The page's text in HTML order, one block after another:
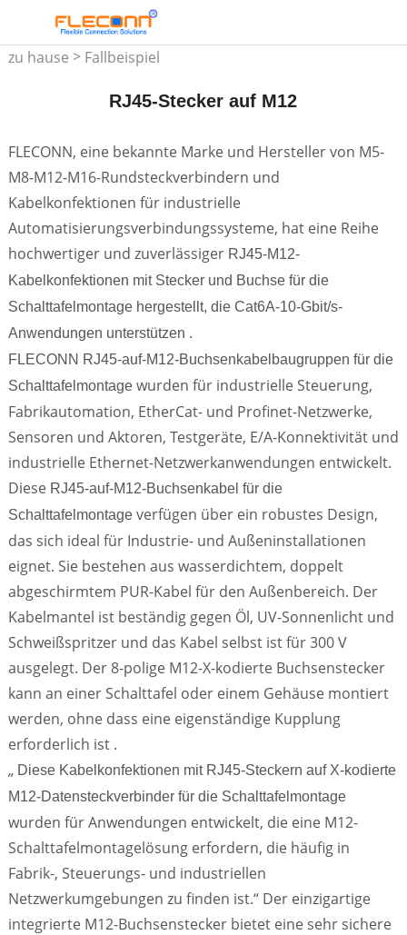
zu hause > Fallbeispiel
RJ45-Stecker auf M12
FLECONN, eine bekannte Marke und Hersteller von M5-
M8-M12-M16-Rundsteckverbindern und
Kabelkonfektionen für industrielle
Automatisierungsverbindungssysteme, hat eine Reihe
hochwertiger und zuverlässiger RJ45-M12-
Kabelkonfektionen mit Stecker und Buchse für die
Schalttafelmontage hergestellt, die Cat6A-10-Gbit/s-
Anwendungen unterstützen .
FLECONN RJ45-auf-M12-Buchsenkabelbaugruppen für die
Schalttafelmontagewurden für industrielle Steuerung,
Fabrikautomation, EtherCat- und Profinet-Netzwerke,
Sensoren und Aktoren, Testgeräte, E/A-Konnektivität und
industrielle Ethernet-Netzwerkanwendungen entwickelt.
Diese RJ45-auf-M12-Buchsenkabel für die
Schalttafelmontageverfügen über ein robustes Design,
das sich ideal für Industrie- und Außeninstallationen
eignet. Sie bestehen aus wasserdichtem, doppelt
abgeschirmtem PUR-Kabel für den Außenbereich. Der
Kabelmantel ist beständig gegen Öl, UV-Sonnenlicht und
Schweißspritzer und das Kabel selbst ist für 300 V
ausgelegt. Der 8-polige M12-X-kodierte Buchsenstecker
kann an einer Schalttafel oder einem Gehäuse montiert
werden, ohne dass eine eigenständige Kupplung
erforderlich ist .
„ Diese Kabelkonfektionen mit RJ45-Steckern auf X-kodierte
M12-Datensteckverbinder für die Schalttafelmontage
wurden für Anwendungen entwickelt, die eine M12-
Schalttafelmontagelösung erfordern, die häufig in
Fabrik-, Steuerungs- und industriellen
Netzwerkumgebungen zu finden ist.“ Der einzigartige
integrierte M12-Buchsenstecker bietet eine sehr sichere